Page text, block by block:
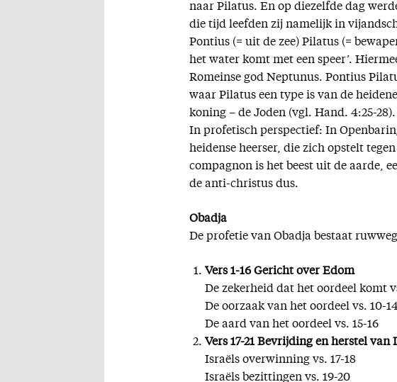
naar Pilatus. En op diezelfde dag
die tijd leefden zij namelijk in
Pontius (= uit de zee) Pilatus (=
het water komt met een speer’.
Romeinse god Neptunus. Pontius
waar Pilatus een type is van de
koning – de Joden (vgl. Hand. 4:25-28).
In profetisch perspectief: In
heidense heerser, die zich opstelt
compagnon is het beest uit de aarde,
de anti-christus dus.
Obadja
De profetie van Obadja bestaat
Vers 1-16 Gericht over Edom
De zekerheid dat het oordeel komt
De oorzaak van het oordeel vs. 10-
De aard van het oordeel vs. 15-16
Vers 17-21 Bevrijding en herstel van
Israëls overwinning vs. 17-18
Israëls bezittingen vs. 19-20